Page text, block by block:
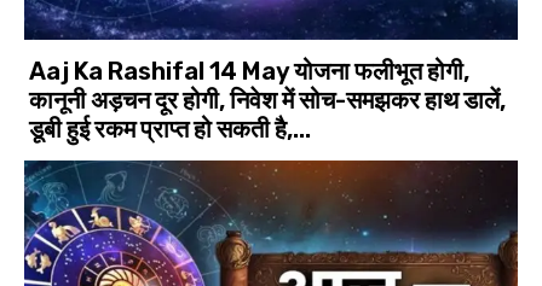
Aaj Ka Rashifal 14 May योजना फलीभूत होगी,
कानूनी अड़चन दूर होगी, निवेश में सोच-समझकर हाथ डालें,
डूबी हुई रकम प्राप्त हो सकती है,...